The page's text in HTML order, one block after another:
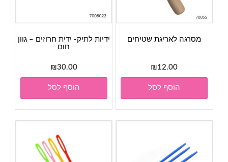
מסרגה לאריגת שטיחים
₪12.00
הוסף לסל
ידיות לתיק- ידית חרוזים – גוון
חום
₪30.00
הוסף לסל